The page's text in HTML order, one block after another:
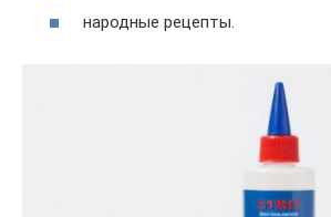
народные рецепты.